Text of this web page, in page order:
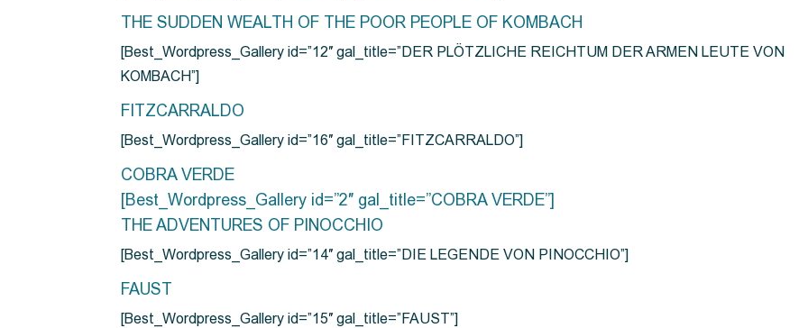
THE SUDDEN WEALTH OF THE POOR PEOPLE OF KOMBACH
[Best_Wordpress_Gallery id=”12″ gal_title=”DER PLÖTZLICHE REICHTUM DER ARMEN LEUTE VON
KOMBACH”]
FITZCARRALDO
[Best_Wordpress_Gallery id=”16″ gal_title=”FITZCARRALDO”]
COBRA VERDE
[Best_Wordpress_Gallery id=”2″ gal_title=”COBRA VERDE”]
THE ADVENTURES OF PINOCCHIO
[Best_Wordpress_Gallery id=”14″ gal_title=”DIE LEGENDE VON PINOCCHIO”]
FAUST
[Best_Wordpress_Gallery id=”15″ gal_title=”FAUST”]